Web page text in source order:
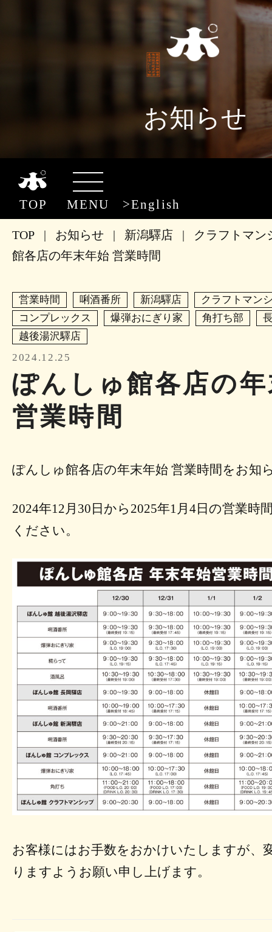
お知らせ
TOP MENU English
TOP お知らせ 新潟驛店
クラフトマン
館各店の年末年始 営業時間
営業時間 唎酒番所 新潟驛店
クラフトマン
コンプレックス
爆弾おにぎり家 角打ち部
越後湯沢驛店
2024.12.25
ぽんしゅ館各店の
営業時間
ぽんしゅ館各店の年末年始 営業時間をお知
2024年12月30日から2025年1月4日の営業時
ください。
お客様にはお手数をおかけいたしますが、
りますようお願い申し上げます。